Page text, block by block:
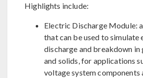
Highlights include:
Electric Discharge Module:
that can be used to simulate
discharge and breakdown in
and solids, for applications
voltage system components